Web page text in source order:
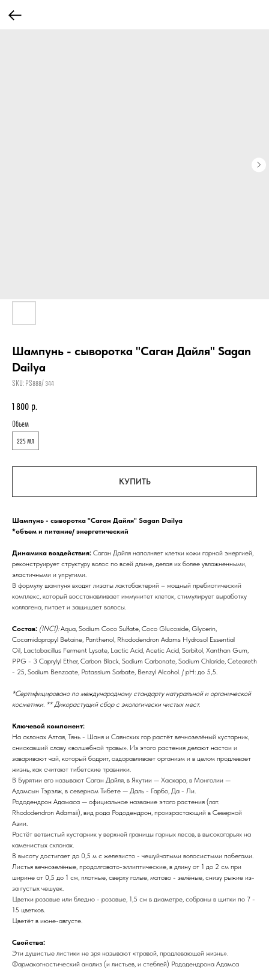
Шампунь - сыворотка "Саган Дайля" Sagan
Dailya
SKU: PS888/ 344
1 800 р.
Объем
225 мл
КУПИТЬ
Шампунь - сыворотка "Саган Дайля" Sagan Dailya
*объем и питание/ энергетический
Динамика воздействия: Саган Дайля наполняет клетки кожи горной энергией,
реконструирует структуру волос по всей длине, делая их более увлажненными,
эластичными и упругими.
В формулу шампуня входят лизаты лактобактерий – мощный пребиотический
комплекс, который восстанавливает иммунитет клеток, стимулирует выработку
коллагена, питает и защищает волосы.
Состав: (INCI):Aqua, Sodium Coco Sulfate, Coco Glucoside, Glycerin,
Cocamidopropyl Betaine, Panthenol, Rhododendron Adams Hydrosol Essential
Oil, Lactobacillus Ferment Lysate, Lactic Acid, Acetic Acid, Sorbitol, Xanthan Gum,
PPG - 3 Caprylyl Ether, Carbon Black, Sodium Carbonate, Sodium Chloride, Ceteareth
- 25, Sodium Benzoate, Potassium Sorbate, Benzyl Alcohol. / pH: до 5,5.
*Сертифицировано по международному стандарту натуральной и органической
косметики. ** Дикорастущий сбор с экологически чистых мест.
Ключевой компонент:
На склонах Алтая, Тянь - Шаня и Саянских гор растёт вечнозелёный кустарник,
снискавший славу «волшебной травы». Из этого растения делают настои и
заваривают чай, который бодрит, оздоравливает организм и в целом продлевает
жизнь, как считают тибетские травники.
В Бурятии его называют Саган Дайля, в Якутии — Хаскара, в Монголии —
Адамсын Тэрэлж, в северном Тибете — Даль - Гарбо, Да - Ли.
Рододендрон Адамаса — официальное название этого растения (лат.
Rhododendron Аdamsii), вид рода Рододендрон, произрастающий в Северной
Азии.
Растёт ветвистый кустарник у верхней границы горных лесов, в высокогорьях на
каменистых склонах.
В высоту достигает до 0,5 м с железисто - чешуйчатыми волосистыми побегами.
Листья вечнозелёные, продолговато-эллиптические, в длину от 1 до 2 см при
ширине от 0,5 до 1 см, плотные, сверху голые, матово - зелёные, снизу рыжие из-
за густых чешуек.
Цветки розовые или бледно - розовые, 1,5 см в диаметре, собраны в щитки по 7 -
15 цветков.
Цветёт в июне-августе.
Свойства:
Эти душистые листики не зря называют «травой, продлевающей жизнь».
Фармакогностический анализ (и листьев, и стеблей) Рододендрона Адамса